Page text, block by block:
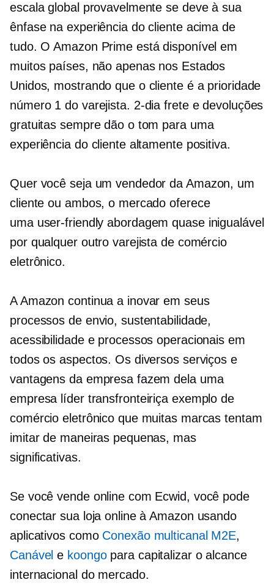
escala global provavelmente se deve à sua
ênfase na experiência do cliente acima de
tudo. O Amazon Prime está disponível em
muitos países, não apenas nos Estados
Unidos, mostrando que o cliente é a prioridade
número 1 do varejista. 2-dia frete e devoluções
gratuitas sempre dão o tom para uma
experiência do cliente altamente positiva.
Quer você seja um vendedor da Amazon, um
cliente ou ambos, o mercado oferece
uma user-friendly abordagem quase inigualável
por qualquer outro varejista de comércio
eletrônico.
A Amazon continua a inovar em seus
processos de envio, sustentabilidade,
acessibilidade e processos operacionais em
todos os aspectos. Os diversos serviços e
vantagens da empresa fazem dela uma
empresa líder transfronteiriça exemplo de
comércio eletrônico que muitas marcas tentam
imitar de maneiras pequenas, mas
significativas.
Se você vende online com Ecwid, você pode
conectar sua loja online à Amazon usando
aplicativos como Conexão multicanal M2E,
Canável e koongopara capitalizar o alcance
internacional do mercado.